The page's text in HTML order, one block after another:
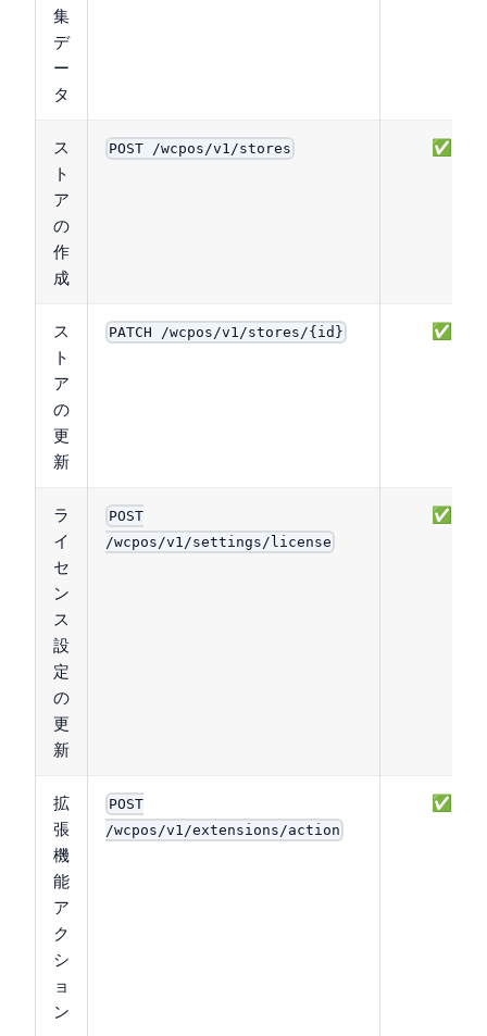
集
デ
ー
タ
ス
ト
ア
の
作
成
POST /wcpos/v1/stores ✅
ス
ト
ア
の
更
新
PATCH /wcpos/v1/stores/{id} ✅
ラ
イ
セ
ン
ス
設
定
の
更
新
POST
/wcpos/v1/settings/license
✅
拡
張
機
能
ア
ク
シ
ョ
ン
POST
/wcpos/v1/extensions/action
✅